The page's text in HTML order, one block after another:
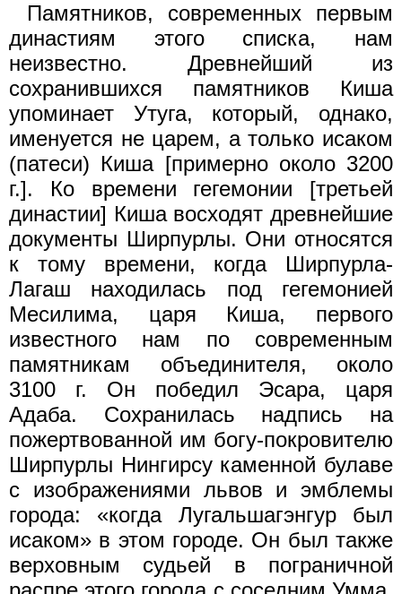
Памятников, современных первым
династиям этого списка, нам
неизвестно. Древнейший из
сохранившихся памятников Киша
упоминает Утуга, который, однако,
именуется не царем, а только исаком
(патеси) Киша [примерно около 3200
г.]. Ко времени гегемонии [третьей
династии] Киша восходят древнейшие
документы Ширпурлы. Они относятся
к тому времени, когда Ширпурла-
Лагаш находилась под гегемонией
Месилима, царя Киша, первого
известного нам по современным
памятникам объединителя, около
3100 г. Он победил Эсара, царя
Адаба. Сохранилась надпись на
пожертвованной им богу-покровителю
Ширпурлы Нингирсу каменной булаве
с изображениями львов и эмблемы
города: «когда Лугальшагэнгур был
исаком» в этом городе. Он был также
верховным судьей в пограничной